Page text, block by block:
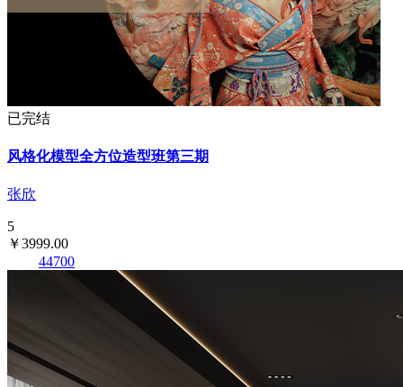
已完结
风格化模型全方位造型班第三期
张欣
5
￥3999.00
44700